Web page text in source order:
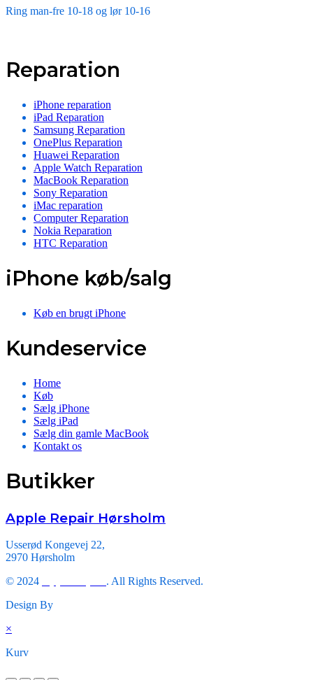
Ring man-fre 10-18 og lør 10-16
Reparation
iPhone reparation
iPad Reparation
Samsung Reparation
OnePlus Reparation
Huawei Reparation
Apple Watch Reparation
MacBook Reparation
Sony Reparation
iMac reparation
Computer Reparation
Nokia Reparation
HTC Reparation
iPhone køb/salg
Køb en brugt iPhone
Kundeservice
Home
Køb
Sælg iPhone
Sælg iPad
Sælg din gamle MacBook
Kontakt os
Butikker
Apple Repair Hørsholm
Usserød Kongevej 22,
2970 Hørsholm
© 2024
. All Rights Reserved.
Design By
×
Kurv